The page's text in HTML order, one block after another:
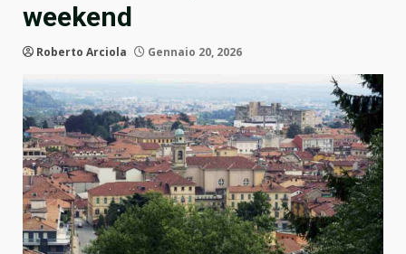
weekend
Roberto Arciola Gennaio 20, 2026